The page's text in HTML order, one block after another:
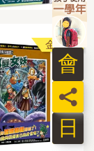
金石堂